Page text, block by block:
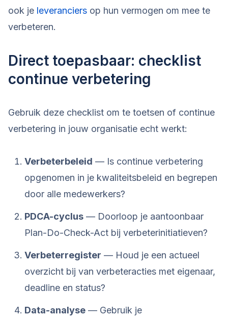
ook je leveranciers op hun vermogen om mee te
verbeteren.
Direct toepasbaar: checklist
continue verbetering
Gebruik deze checklist om te toetsen of continue
verbetering in jouw organisatie echt werkt:
Verbeterbeleid — Is continue verbetering
opgenomen in je kwaliteitsbeleid en begrepen
door alle medewerkers?
PDCA-cyclus — Doorloop je aantoonbaar
Plan-Do-Check-Act bij verbeterinitiatieven?
Verbeterregister — Houd je een actueel
overzicht bij van verbeteracties met eigenaar,
deadline en status?
Data-analyse — Gebruik je